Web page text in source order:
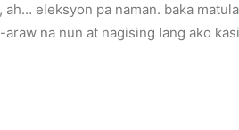
push misleads Filipinos
energy exposes Filipinos to grave risks.
ah… eleksyon pa naman. baka
araw na nun at nagising lang ako